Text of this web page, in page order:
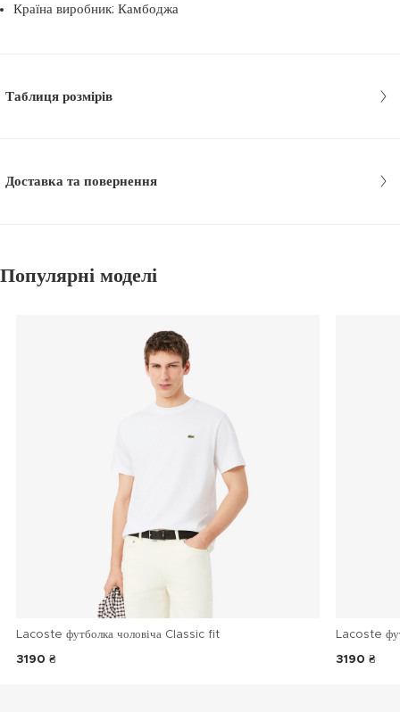
Країна виробник: Камбоджа
Таблиця розмірів
Доставка та повернення
Популярні моделі
Lacoste футболка чоловіча Classic fit
3190 ₴
Lacoste
3190 ₴